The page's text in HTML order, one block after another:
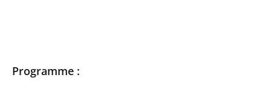
Programme :